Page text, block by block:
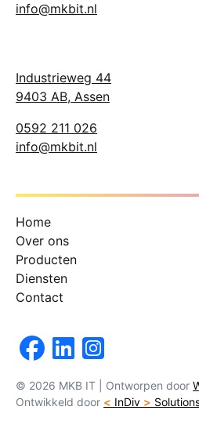
Home
Over ons
Producten
Diensten
Contact
info@mkbit.nl
Industrieweg 44
9403 AB, Assen
0592 211 026
info@mkbit.nl
© 2026 MKB IT Ontworpen door
Ontwikkeld door < InDiv >